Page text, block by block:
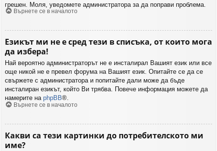
грешен. Моля, уведомете администратора за да поправи проблема.
Върнете се в началото
Езикът ми не е сред тези в списъка, от които мога
да избера!
Най вероятно администраторът не е инсталирал Вашият език или все
още никой не е превел форума на Вашият език. Опитайте се да се
свържете с администратора и попитайте дали може да бъде
инсталиран езикът, който Ви трябва. Повече информация можете да
намерите на phpBB®.
Върнете се в началото
Какви са тези картинки до потребителското ми
име?